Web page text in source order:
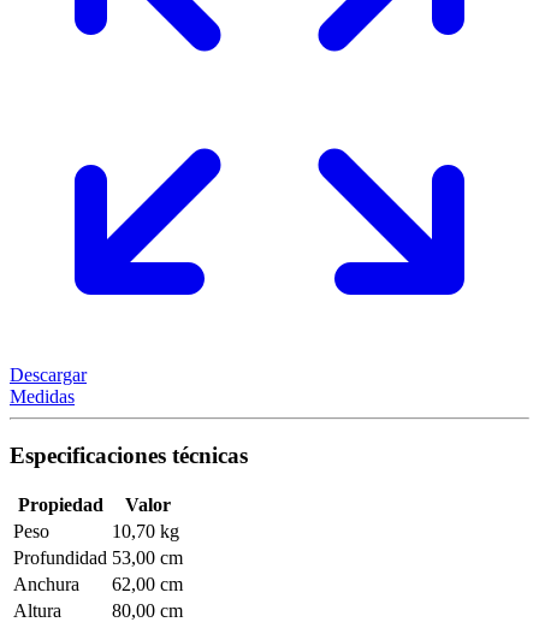
Descargar
Medidas
Especificaciones técnicas
Propiedad
Valor
Peso
10,70 kg
Profundidad 53,00 cm
Anchura
62,00 cm
Altura
80,00 cm